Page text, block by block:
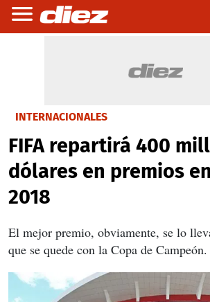
INTERNACIONALES
FIFA repartirá 400
dólares en premios
2018
El mejor premio, obviamente, se lo
que se quede con la Copa de Campeón.